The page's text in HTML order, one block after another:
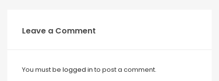
Leave a Comment
You must be logged in to post a comment.